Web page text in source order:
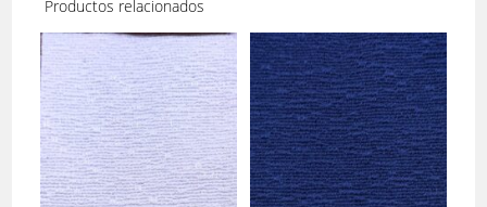
Productos relacionados